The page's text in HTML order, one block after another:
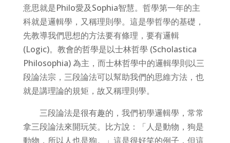
意思就是Philo愛及Sophia智慧。哲學第一年的主
科就是邏輯學，又稱理則學。這是學哲學的基礎，
先教導我們思想的方法要有條理，要有邏輯
(Logic)。教會的哲學是以士林哲學 (Scholastica
Philosophia) 為主，而士林哲學中的邏輯學則以三
段論法宗，三段論法可以幫助我們的思維方法，也
就是講理論的規矩，故又稱理則學。
三段論法是很有趣的，我們初學邏輯學，常常
拿三段論法來開玩笑。比方說：「人是動物，狗是
動物，所以人也是狗。」這是很好笑的例子，但這